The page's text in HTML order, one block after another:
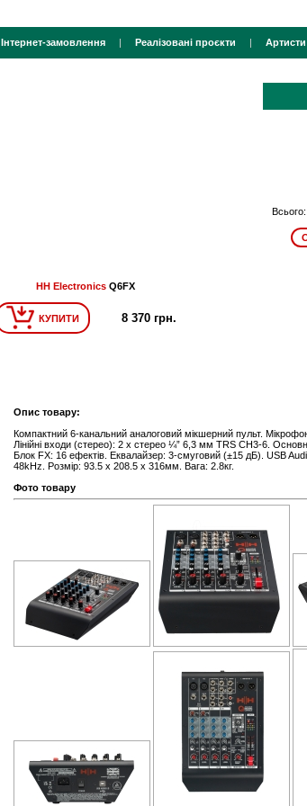
Інтернет-замовлення | Реалізовані проєкти | Артисти
Всього:
HH Electronics Q6FX
КУПИТИ 8 370 грн.
Опис товару:
Компактний 6-канальний аналоговий мікшерний пульт.
Лінійні входи (стерео): 2 x стерео ¼” 6,3 мм TRS CH3-6.
Блок FX: 16 ефектів. Еквалайзер: 3-смуговий (±15 дБ). USB
48kHz. Розмір: 93.5 x 208.5 x 316мм. Вага: 2.8кг.
Фото товару